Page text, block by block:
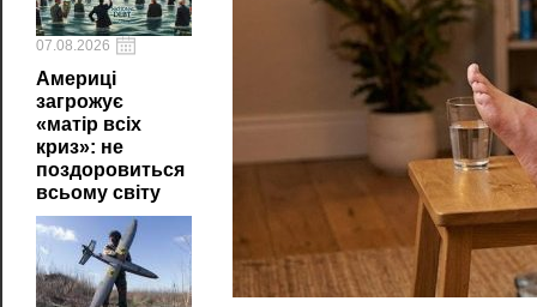
07.08.2026
Америці
загрожує
«матір всіх
криз»: не
поздоровиться
всьому світу